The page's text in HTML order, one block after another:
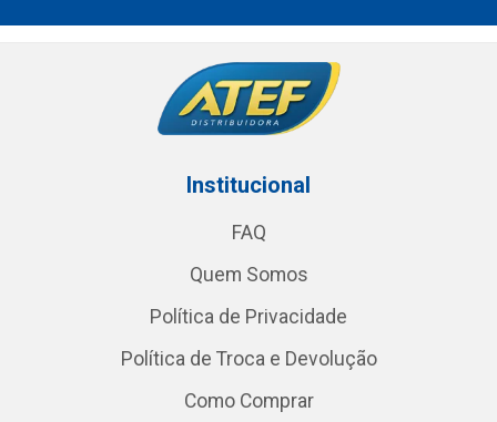
Institucional
FAQ
Quem Somos
Política de Privacidade
Política de Troca e Devolução
Como Comprar